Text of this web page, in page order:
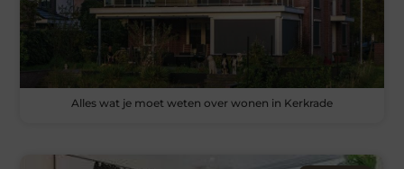
Alles wat je moet weten over wonen in Kerkrade